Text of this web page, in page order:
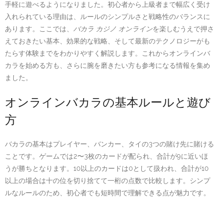
手軽に遊べるようになりました。初心者から上級者まで幅広く受け
入れられている理由は、ルールのシンプルさと戦略性のバランスに
あります。ここでは、 バカラ カジノ オンラインを楽しむうえで押さ
えておきたい基本、効果的な戦略、そして最新のテクノロジーがも
たらす体験までをわかりやすく解説します。これからオンラインバ
カラを始める方も、さらに腕を磨きたい方も参考になる情報を集め
ました。
オンラインバカラの基本ルールと遊び
方
バカラの基本はプレイヤー、バンカー、タイの3つの賭け先に賭ける
ことです。ゲームでは2〜3枚のカードが配られ、合計が9に近いほ
うが勝ちとなります。10以上のカードは0として扱われ、合計が10
以上の場合は十の位を切り捨てて一桁の点数で比較します。シンプ
ルなルールのため、初心者でも短時間で理解できる点が魅力です。